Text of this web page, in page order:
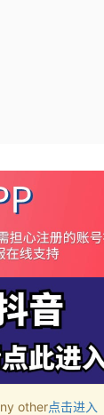
other点击进入